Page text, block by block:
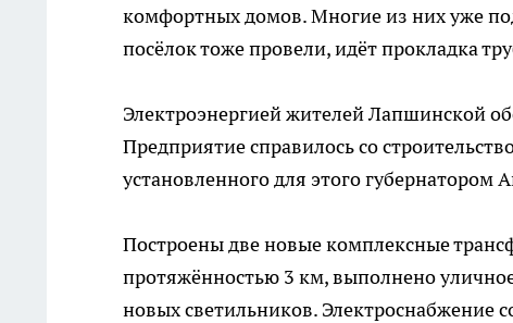
комфортных домов. Многие из них уже
посёлок тоже провели, идёт прокладка
Электроэнергией жителей Лапшинской
Предприятие справилось со
установленного для этого губернатором
Построены две новые комплексные
протяжённостью 3 км, выполнено
новых светильников. Электроснабжение